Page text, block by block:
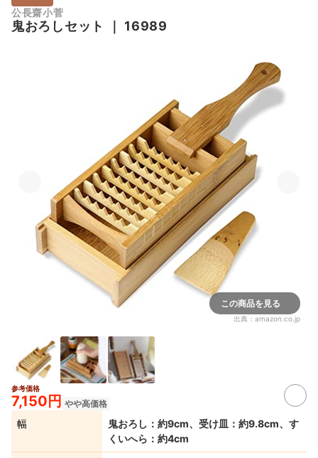
公長齋小菅
鬼おろしセット 16989
この商品を見る
出典： amazon.co.jp
参考価格
7,150円 やや高価格
幅
鬼おろし：約9cm、受け皿：約9.8cm、す
くいへら：約4cm